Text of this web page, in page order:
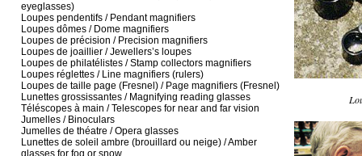
eyeglasses)
Loupes pendentifs / Pendant magnifiers
Loupes dômes / Dome magnifiers
Loupes de précision / Precision magnifiers
Loupes de joaillier / Jewellers’s loupes
Loupes de philatélistes / Stamp collectors magnifiers
Loupes réglettes / Line magnifiers (rulers)
Loupes de taille page (Fresnel) / Page magnifiers (Fresnel)
Lunettes grossissantes / Magnifying reading glasses
Téléscopes à main / Telescopes for near and far vision
Jumelles / Binoculars
Jumelles de théatre / Opera glasses
Lunettes de soleil ambre (brouillard ou neige) / Amber
glasses for fog or snow